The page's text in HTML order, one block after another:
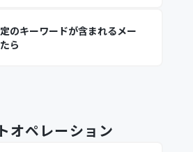
のキーワードが含まれるメー
ら
オペレーション